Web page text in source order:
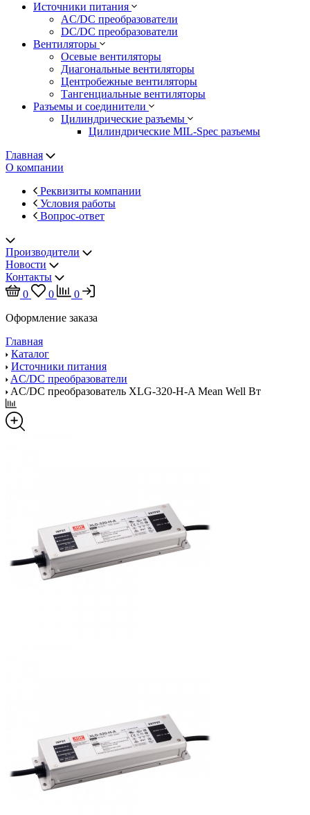
Источники питания
AC/DC преобразователи
DC/DC преобразователи
Вентиляторы
Осевые вентиляторы
Диагональные вентиляторы
Центробежные вентиляторы
Тангенциальные вентиляторы
Разъемы и соединители
Цилиндрические разъемы
Цилиндрические MIL-Spec разъемы
Главная
О компании
Реквизиты компании
Условия работы
Вопрос-ответ
Производители
Новости
Контакты
0
0
0
Оформление заказа
Главная
Каталог
Источники питания
AC/DC преобразователи
AC/DC преобразователь XLG-320-H-A Mean Well Вт